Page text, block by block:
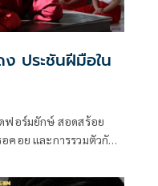
ประชันฝีมือใน
ฟอร์มยักษ์ สอดสร้อย
คอย และการรวมตัวกัน
ต้องพังทลาย เพราะรัก